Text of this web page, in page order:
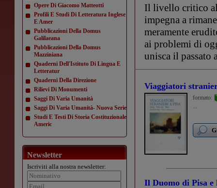
Opere Di Giacomo Matteotti
Profili E Studi Di Letteratura Inglese
E Amer
Pubblicazioni Della Domus
Galilaeana
Pubblicazioni Della Domus
Mazziniana
Quaderni Dell'Istituto Di Lingua E
Letteratur
Quaderni Della Direzione
Rilievi Di Monumenti
Saggi Di Varia Umanità
Saggi Di Varia Umanità- Nuova Serie
Studi E Testi Di Storia Costituzionale
Americ
Newsletter
Iscriviti alla nostra newsletter:
Il livello critico al
impegna a
meramente
ai problemi di
unisca il passato
Viaggiatori
formato:
...
Il Duomo di Pisa